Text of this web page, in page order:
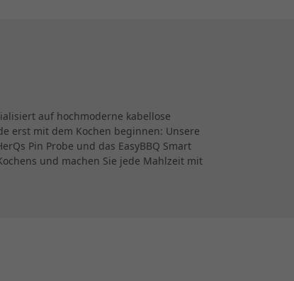
auf hochmoderne kabellose
erst mit dem Kochen beginnen: Unsere
Pin Probe und das EasyBBQ Smart
und machen Sie jede Mahlzeit mit